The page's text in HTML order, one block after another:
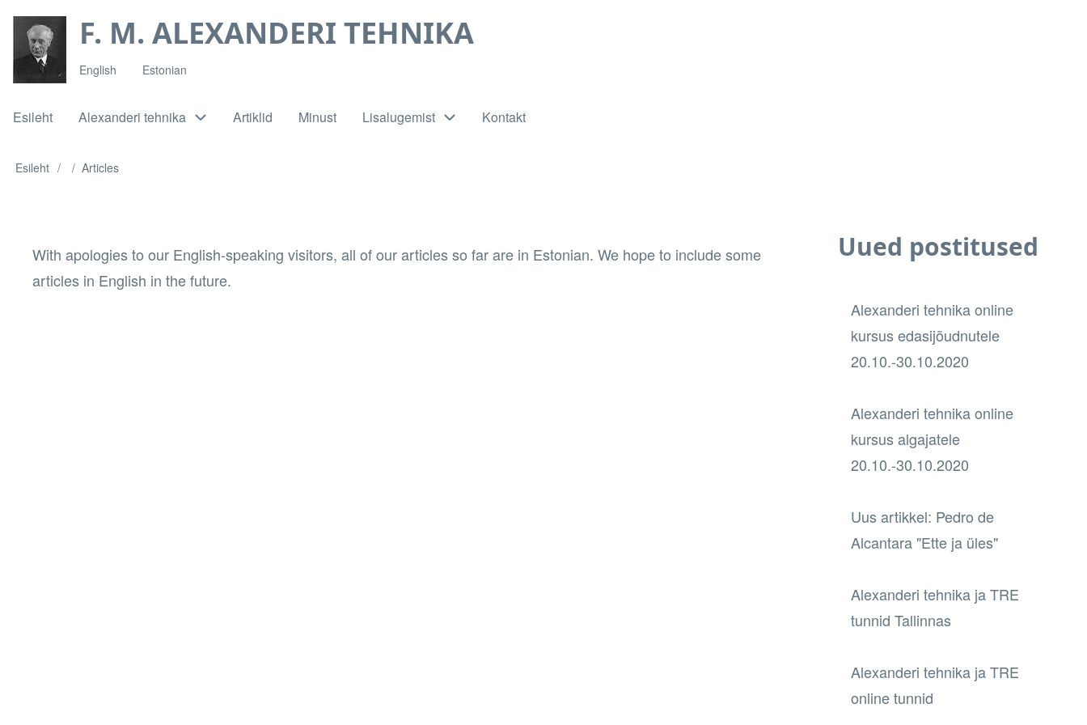
Liigu
edasi
põhisisu
juurde
F. M. ALEXANDERI TEHNIKA
English Estonian
Main
navigation
Esileht Alexanderi tehnika Artiklid Minust Lisalugemist Kontakt
Leivapuru
Esileht Articles
With apologies to our English-speaking visitors, all of our articles so far are in Estonian. We hope to include some
articles in English in the future.
Uued postitused
Alexanderi tehnika online
kursus edasijõudnutele
20.10.-30.10.2020
Alexanderi tehnika online
kursus algajatele
20.10.-30.10.2020
Uus artikkel: Pedro de
Alcantara "Ette ja üles"
Alexanderi tehnika ja TRE
tunnid Tallinnas
Alexanderi tehnika ja TRE
online tunnid